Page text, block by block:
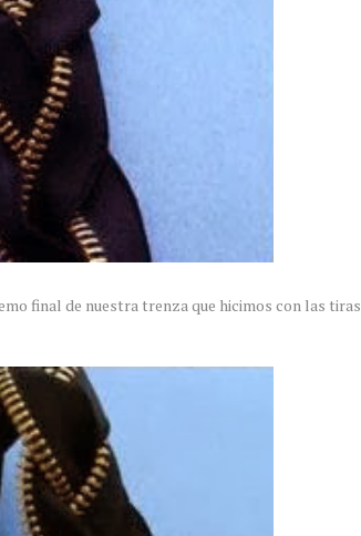
final de nuestra trenza que hicimos con las tiras